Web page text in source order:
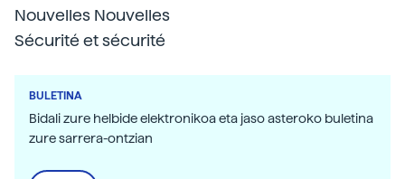
Nouvelles Nouvelles
Sécurité et sécurité
BULETINA
Bidali zure helbide elektronikoa eta jaso asteroko buletina
zure sarrera-ontzian